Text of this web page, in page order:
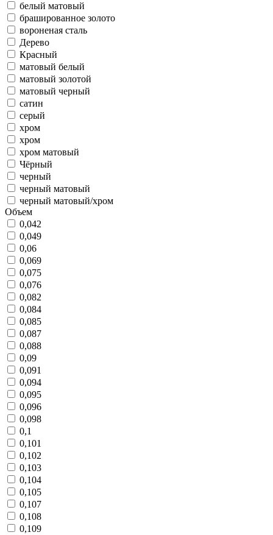
белый матовый
брашированное золото
вороненая сталь
Дерево
Красный
матовый белый
матовый золотой
матовый черный
сатин
серый
хром
хром
хром матовый
Чёрный
черный
черный матовый
черный матовый/хром
Объем
0,042
0,049
0,06
0,069
0,075
0,076
0,082
0,084
0,085
0,087
0,088
0,09
0,091
0,094
0,095
0,096
0,098
0,1
0,101
0,102
0,103
0,104
0,105
0,107
0,108
0,109